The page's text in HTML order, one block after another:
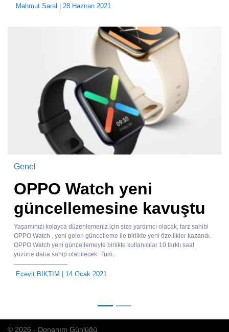
Mahmut Saral | 28 Haziran 2021
Genel
OPPO Watch yeni
güncellemesine kavuştu
Yaşamınızı kolayca düzenlemeniz için size yardımcı olacak, tarz sahibi
OPPO Watch , yeni gelen güncelleme ile birlikte yeni özellikler kazandı.
OPPO Watch yeni güncellemeyle birlikte kullanıcılar 10 farklı saat
yüzüne daha sahip olabilecek. Tüm...
Ecevit BIKTIM | 14 Ocak 2021
© 2026 - Donanım Günlüğü